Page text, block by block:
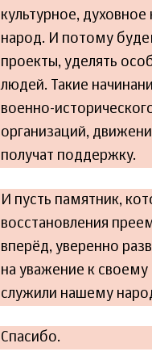
культурное,
народ. И потому
проекты, уделять
людей. Такие
военно-
организаций,
получат поддержку.
И пусть памятник,
восстановления
вперёд, уверенно
на уважение к
служили нашему
Спасибо.